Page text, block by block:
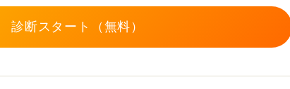
したり圧倒されることの多い日々ですが、私は仕事
り味わい深いものになったと感じています。
る
診断スタート（無料）